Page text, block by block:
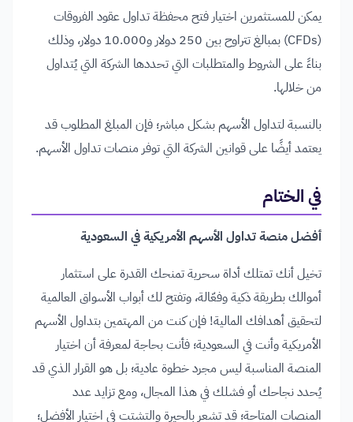
يمكن للمستثمرين اختيار فتح محفظة تداول عقود الفروقات
(CFDs) بمبالغ تتراوح بين 250 دولار و10.000 دولار، وذلك
بناءً على الشروط والمتطلبات التي تحددها الشركة التي يُتداول
من خلالها.
بالنسبة لتداول الأسهم بشكل مباشر؛ فإن المبلغ المطلوب قد
يعتمد أيضًا على قوانين الشركة التي توفر منصات تداول الأسهم.
في الختام
أفضل منصة تداول الأسهم الأمريكية في السعودية
تخيل أنك تمتلك أداة سحرية تمنحك القدرة على استثمار
أموالك بطريقة ذكية وفعّالة، وتفتح لك أبواب الأسواق العالمية
لتحقيق أهدافك المالية! فإن كنت من المهتمين بتداول الأسهم
الأمريكية وأنت في السعودية؛ فأنت بحاجة لمعرفة أن اختيار
المنصة المناسبة ليس مجرد خطوة عادية؛ بل هو القرار الذي قد
يُحدد نجاحك أو فشلك في هذا المجال، ومع تزايد عدد
المنصات المتاحة؛ قد تشعر بالحيرة والتشتت في اختيار الأفضل؛